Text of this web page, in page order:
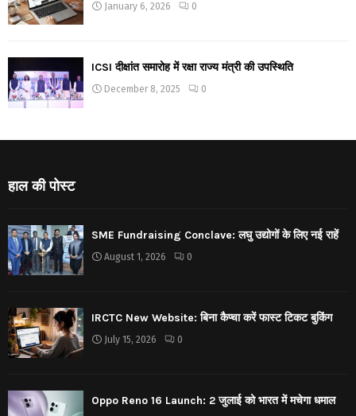
January 6, 2026 0
ICSI दीक्षांत समारोह में रक्षा राज्य मंत्री की उपस्थिति
December 8, 2025 0
हाल की पोस्ट
SME Fundraising Conclave: लघु उद्योगों के लिए नई राहें
August 1, 2026 0
IRCTC New Website: बिना कैप्चा करें फास्ट टिकट बुकिंग
July 15, 2026 0
Oppo Reno 16 Launch: 2 जुलाई को भारत में मचेगा धमाल